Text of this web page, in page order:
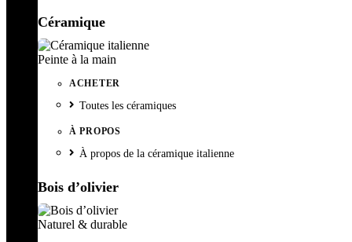
Céramique
Peinte à la main
ACHETER
Toutes les céramiques
À PROPOS
À propos de la céramique italienne
Bois d’olivier
Naturel & durable